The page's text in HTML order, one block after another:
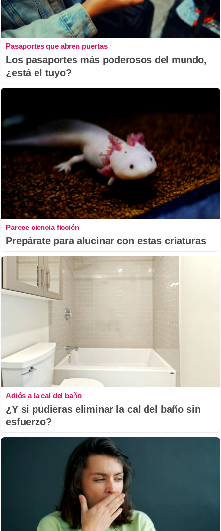
Pasaportes que abren puertas
Los pasaportes más poderosos del mundo,
¿está el tuyo?
Parece ciencia ficción
Prepárate para alucinar con estas criaturas
Adiós a la cal del baño
¿Y si pudieras eliminar la cal del baño sin
esfuerzo?